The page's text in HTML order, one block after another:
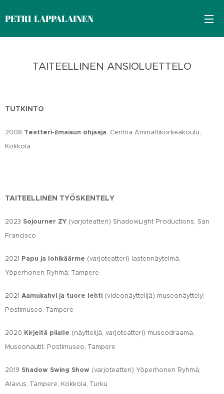
PETRI LAPPALAINEN
TAITEELLINEN ANSIOLUETTELO
TUTKINTO
2008 Teatteri-ilmaisun ohjaaja, Centria Ammattikorkeakoulu,
Kokkola
TAITEELLINEN TYÖSKENTELY
2023 Sojourner ZY (varjoteatteri) ShadowLight Productions, San
Francisco
2021 Papu ja lohikäärme (varjoteatteri) lastennäytelmä,
Yöperhonen Ryhmä; Tampere
2021 Aamukahvi ja tuore lehti (videonäyttelijä) museonäyttely;
Postimuseo, Tampere
2020 Kirjeitä piialle (näyttelijä, varjoteatteri) museodraama,
Museonautit; Postimuseo, Tampere
2019 Shadow Swing Show (varjoteatteri) Yöperhonen Ryhmä;
Alavus, Tampere, Kokkola, Turku